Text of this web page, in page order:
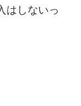
はしないっ